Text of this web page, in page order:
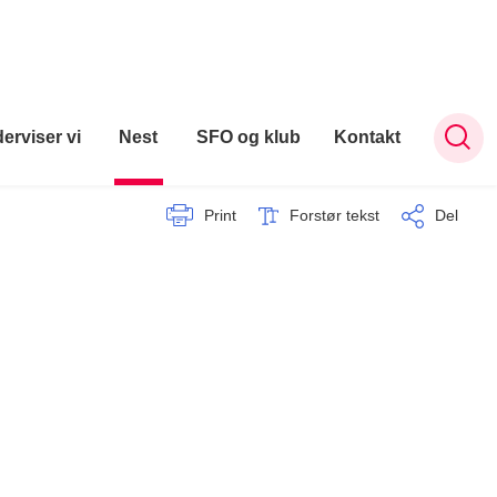
vi Nest SFO og klub Kontakt
Print Forstør tekst Del